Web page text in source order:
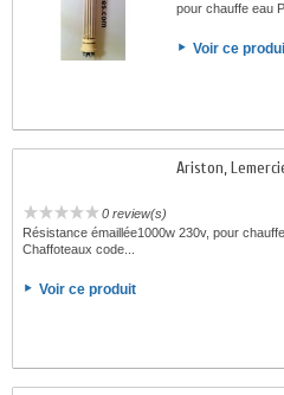
pour chauffe eau
Voir ce
Ariston,
0 review(s)
Résistance émaillée1000w 230v, pour
Chaffoteaux code...
Voir ce produit